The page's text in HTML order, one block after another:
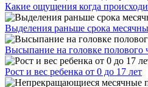
Какие ощущения когда
Выделения раньше срока
Высыпание на головке полового
Рост и вес ребенка от 0 до 17 лет